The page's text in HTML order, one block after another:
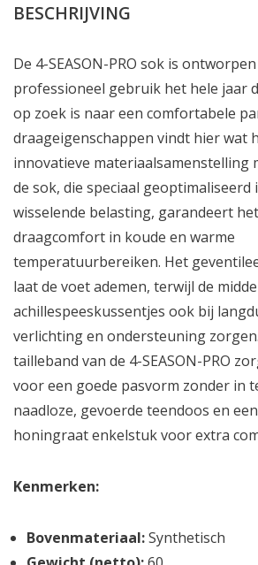
BESCHRIJVING
De 4-SEASON-PRO sok is
professioneel gebruik het hele jaar
op zoek is naar een comfortabele
draageigenschappen vindt hier wat
innovatieve materiaalsamenstelling
de sok, die speciaal geoptimaliseerd
wisselende belasting, garandeert
draagcomfort in koude en warme
temperatuurbereiken. Het
laat de voet ademen, terwijl de
achillespeeskussentjes ook bij
verlichting en ondersteuning
tailleband van de 4-SEASON-PRO
voor een goede pasvorm zonder in
naadloze, gevoerde teendoos en
honingraat enkelstuk voor extra
Kenmerken:
Bovenmateriaal:Synthetisch